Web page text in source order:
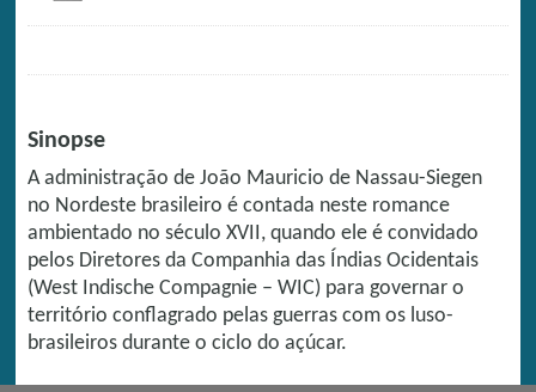
Sinopse
A administração de João Mauricio de Nassau-Siegen
no Nordeste brasileiro é contada neste romance
ambientado no século XVII, quando ele é convidado
pelos Diretores da Companhia das Índias Ocidentais
(West Indische Compagnie – WIC) para governar o
território conflagrado pelas guerras com os luso-
brasileiros durante o ciclo do açúcar.